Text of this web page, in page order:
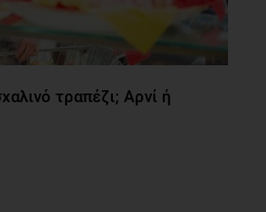
τραπέζι; Αρνί ή